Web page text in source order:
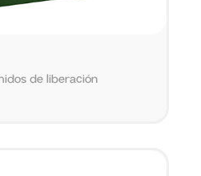
de liberación